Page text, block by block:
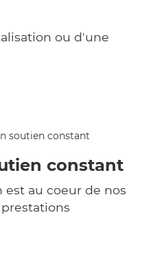
ou d'une
constant
est au coeur de nos
prestations